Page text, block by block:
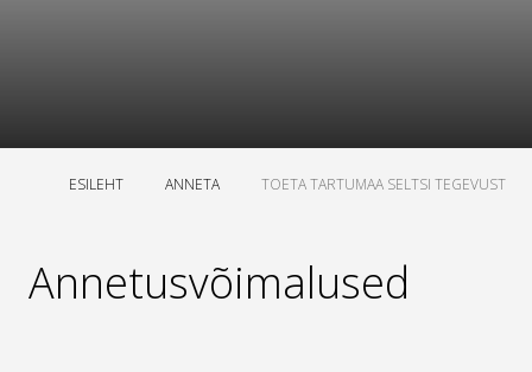
ESILEHT ANNETA TOETA TARTUMAA SELTSI TEGEVUST
Annetusvõimalused